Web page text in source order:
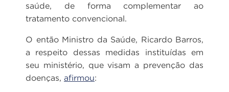
saúde, de forma complementar ao
tratamento convencional.
O então Ministro da Saúde, Ricardo Barros,
a respeito dessas medidas instituídas em
seu ministério, que visam a prevenção das
doenças, afirmou: